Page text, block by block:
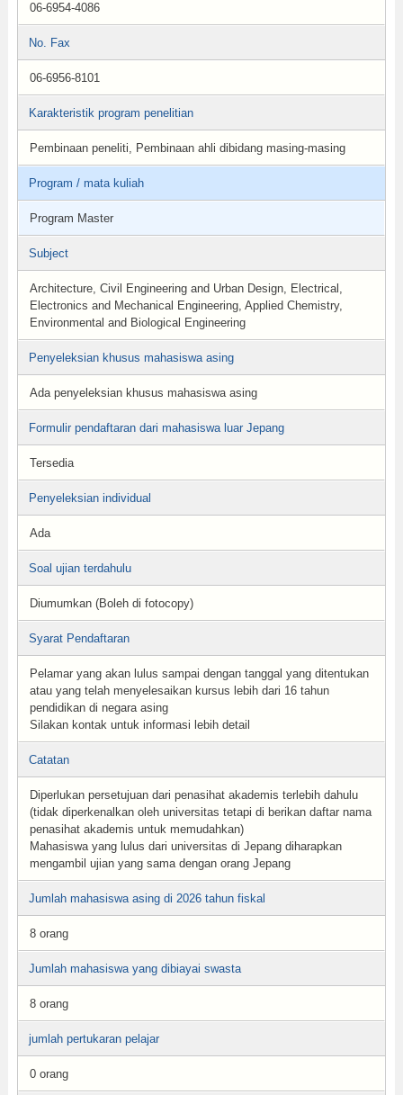
06-6954-4086
No. Fax
06-6956-8101
Karakteristik program penelitian
Pembinaan peneliti, Pembinaan ahli dibidang masing-masing
Program / mata kuliah
Program Master
Subject
Architecture, Civil Engineering and Urban Design, Electrical,
Electronics and Mechanical Engineering, Applied Chemistry,
Environmental and Biological Engineering
Penyeleksian khusus mahasiswa asing
Ada penyeleksian khusus mahasiswa asing
Formulir pendaftaran dari mahasiswa luar Jepang
Tersedia
Penyeleksian individual
Ada
Soal ujian terdahulu
Diumumkan (Boleh di fotocopy)
Syarat Pendaftaran
Pelamar yang akan lulus sampai dengan tanggal yang ditentukan
atau yang telah menyelesaikan kursus lebih dari 16 tahun
pendidikan di negara asing
Silakan kontak untuk informasi lebih detail
Catatan
Diperlukan persetujuan dari penasihat akademis terlebih dahulu
(tidak diperkenalkan oleh universitas tetapi di berikan daftar nama
penasihat akademis untuk memudahkan)
Mahasiswa yang lulus dari universitas di Jepang diharapkan
mengambil ujian yang sama dengan orang Jepang
Jumlah mahasiswa asing di 2026 tahun fiskal
8 orang
Jumlah mahasiswa yang dibiayai swasta
8 orang
jumlah pertukaran pelajar
0 orang